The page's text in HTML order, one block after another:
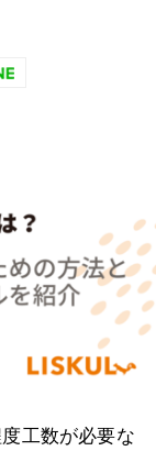
工数が必要な